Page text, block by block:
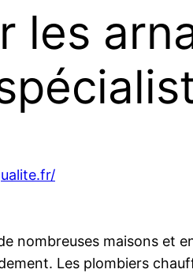
les
nombreuses maisons
Les plombiers